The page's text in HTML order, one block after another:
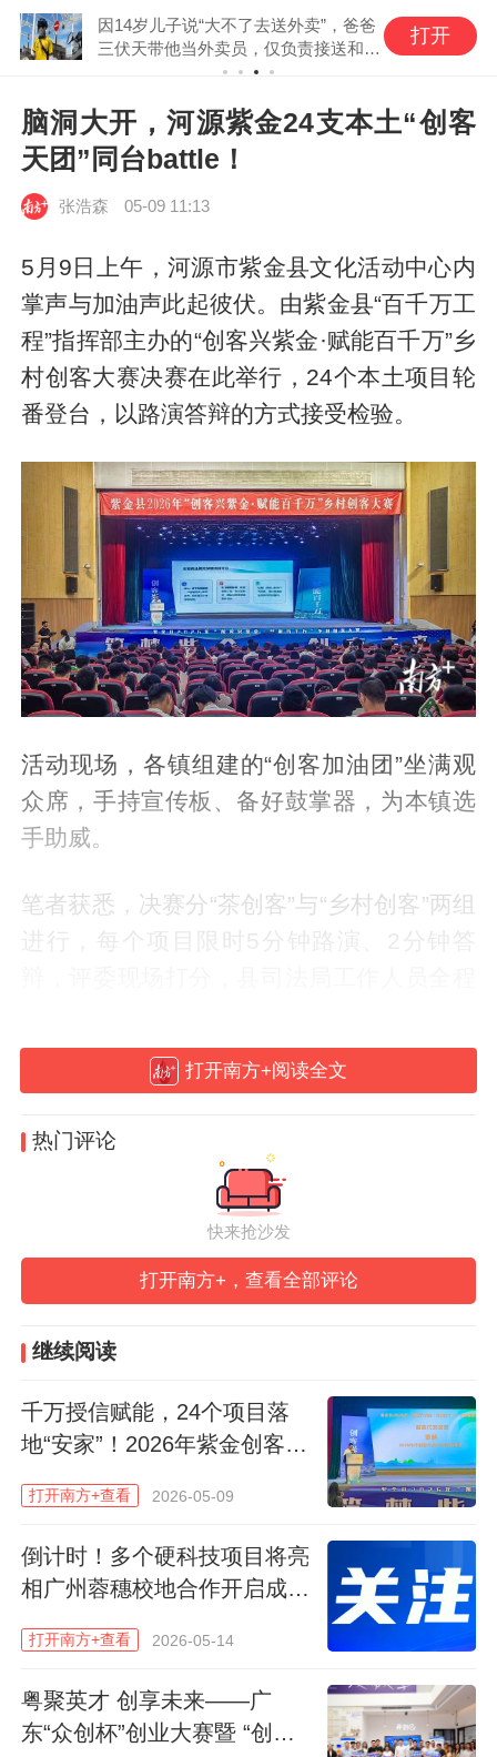
因14岁儿子说“大不了去送外卖”，爸爸
三伏天带他当外卖员，仅负责接送和给
打开
脑洞大开，河源紫金24支本土“创客
天团”同台battle！
张浩森 05-09 11:13
5月9日上午，河源市紫金县文化活动中心内
掌声与加油声此起彼伏。由紫金县“百千万工
程”指挥部主办的“创客兴紫金·赋能百千万”乡
村创客大赛决赛在此举行，24个本土项目轮
番登台，以路演答辩的方式接受检验。
活动现场，各镇组建的“创客加油团”坐满观
众席，手持宣传板、备好鼓掌器，为本镇选
手助威。
笔者获悉，决赛分“茶创客”与“乡村创客”两组
进行，每个项目限时5分钟路演、2分钟答
首先登场的是茶创客类10个项目，内容紧扣
蝉茶产业链各环节。1号选手带来的是“紫金
目”，用生态种养叠加休闲旅游的思路，让人
看到茶园的综合价值。
目，想以社区化平台聚集产销资源；“一棵茶
树的可能”则从五大香型产品体系切入，细分
打开南方+阅读全文
热门评论
快来抢沙发
打开南方+，查看全部评论
继续阅读
千万授信赋能，24个项目落
地“安家”！2026年紫金创客大
打开南方+查看 2026-05-09
倒计时！多个硬科技项目将亮
相广州蓉穗校地合作开启成果
打开南方+查看 2026-05-14
粤聚英才 创享未来——广
东“众创杯”创业大赛暨 “创赢